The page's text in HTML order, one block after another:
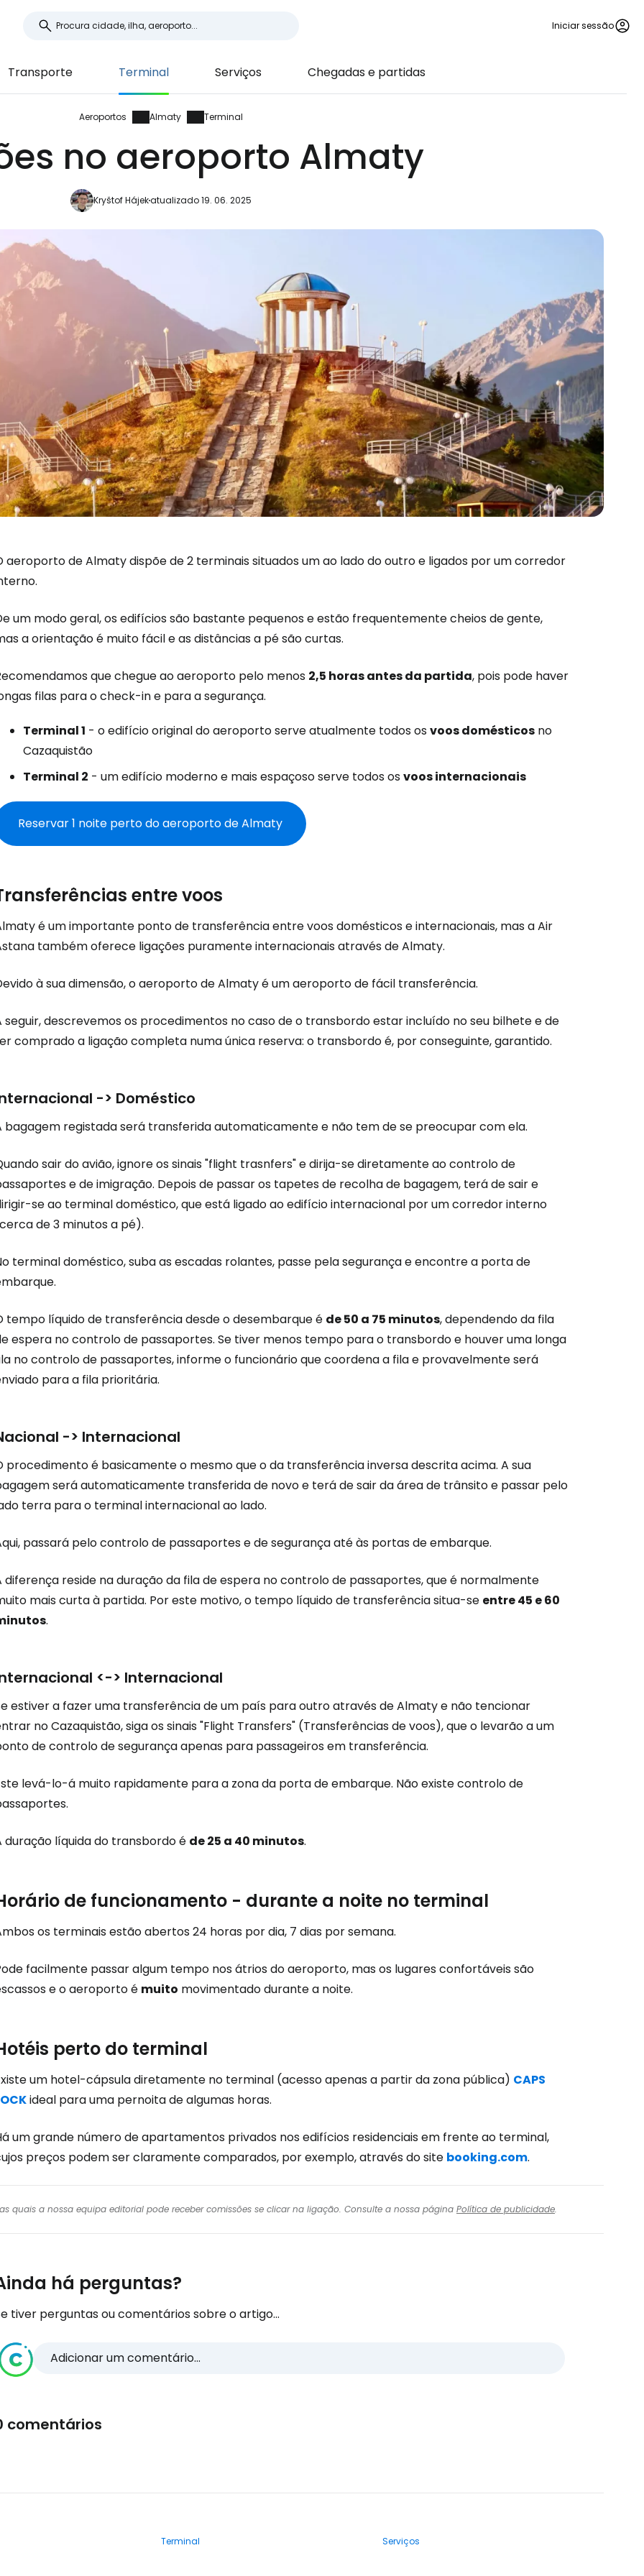
Iniciar sessão
Transporte Terminal Serviços Chegadas e partidas
Aeroportos Almaty Terminal
no aeroporto Almaty
Kryštof Hájekatualizado 19. 06. 2025
aeroporto de Almaty dispõe de 2 terminais situados um ao lado do outro e ligados por um corredor
um modo geral, os edifícios são bastante pequenos e estão frequentemente cheios de gente,
a orientação é muito fácil e as distâncias a pé são curtas.
que chegue ao aeroporto pelo menos 2,5 horas antes da partida, pois pode haver
filas para o check-in e para a segurança.
Terminal 1 - o edifício original do aeroporto serve atualmente todos osvoos domésticos no
Cazaquistão
Terminal 2 - um edifício moderno e mais espaçoso serve todos osvoos internacionais
Reservar 1 noite perto do aeroporto de Almaty
entre voos
é um importante ponto de transferência entre voos domésticos e internacionais, mas a Air
também oferece ligações puramente internacionais através de Almaty.
à sua dimensão, o aeroporto de Almaty é um aeroporto de fácil transferência.
seguir, descrevemos os procedimentos no caso de o transbordo estar incluído no seu bilhete e de
comprado a ligação completa numa única reserva: o transbordo é, por conseguinte, garantido.
-> Doméstico
bagagem registada será transferida automaticamente e não tem de se preocupar com ela.
sair do avião, ignore os sinais "flight trasnfers" e dirija-se diretamente ao controlo de
e de imigração. Depois de passar os tapetes de recolha de bagagem, terá de sair e
se ao terminal doméstico, que está ligado ao edifício internacional por um corredor interno
de 3 minutos a pé).
terminal doméstico, suba as escadas rolantes, passe pela segurança e encontre a porta de
tempo líquido de transferência desde o desembarque é de 50 a 75 minutos, dependendo da fila
espera no controlo de passaportes. Se tiver menos tempo para o transbordo e houver uma longa
no controlo de passaportes, informe o funcionário que coordena a fila e provavelmente será
para a fila prioritária.
-> Internacional
procedimento é basicamente o mesmo que o da transferência inversa descrita acima. A sua
será automaticamente transferida de novo e terá de sair da área de trânsito e passar pelo
terra para o terminal internacional ao lado.
passará pelo controlo de passaportes e de segurança até às portas de embarque.
diferença reside na duração da fila de espera no controlo de passaportes, que é normalmente
mais curta à partida. Por este motivo, o tempo líquido de transferência situa-se entre 45 e 60
.
<-> Internacional
estiver a fazer uma transferência de um país para outro através de Almaty e não tencionar
no Cazaquistão, siga os sinais "Flight Transfers" (Transferências de voos), que o levarão a um
de controlo de segurança apenas para passageiros em transferência.
levá-lo-á muito rapidamente para a zona da porta de embarque. Não existe controlo de
duração líquida do transbordo é de 25 a 40 minutos.
de funcionamento - durante a noite no terminal
os terminais estão abertos 24 horas por dia, 7 dias por semana.
facilmente passar algum tempo nos átrios do aeroporto, mas os lugares confortáveis são
e o aeroporto é muito movimentado durante a noite.
perto do terminal
um hotel-cápsula diretamente no terminal (acesso apenas a partir da zona pública) CAPS
ideal para uma pernoita de algumas horas.
um grande número de apartamentos privados nos edifícios residenciais em frente ao terminal,
preços podem ser claramente comparados, por exemplo, através do site booking.com.
quais a nossa equipa editorial pode receber comissões se clicar na ligação. Consulte a nossa página Política de publicidade.
há perguntas?
tiver perguntas ou comentários sobre o artigo...
Adicionar um comentário...
comentários
Terminal Serviços
Iniciar sessão no Cestee
Continuar com o Facebook